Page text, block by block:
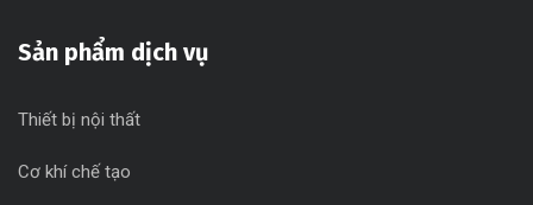
Sản phẩm dịch vụ
Thiết bị nội thất
Cơ khí chế tạo